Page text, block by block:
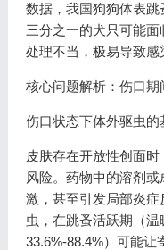
数据，我国狗狗体表
三分之一的犬只可能
处理不当，极易导致感
核心问题解析：伤口期
伤口状态下体外驱虫的
皮肤存在开放性创面
风险。药物中的溶剂
激，甚至引发局部炎
虫，在跳蚤活跃期（
33.6%-88.4%）可能让